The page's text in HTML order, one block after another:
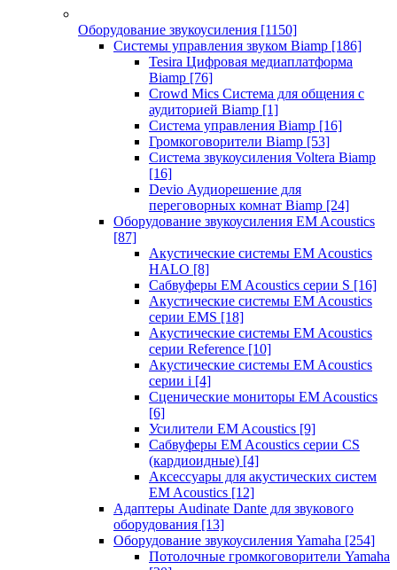
Оборудование звукоусиления [1150]
Системы управления звуком Biamp [186]
Tesira Цифровая медиаплатформа
Biamp [76]
Crowd Mics Система для общения с
аудиторией Biamp [1]
Система управления Biamp [16]
Громкоговорители Biamp [53]
Система звукоусиления Voltera Biamp
[16]
Devio Аудиорешение для
переговорных комнат Biamp [24]
Оборудование звукоусиления EM Acoustics
[87]
Акустические системы EM Acoustics
HALO [8]
Сабвуферы EM Acoustics серии S [16]
Акустические системы EM Acoustics
серии EMS [18]
Акустические системы EM Acoustics
серии Reference [10]
Акустические системы EM Acoustics
серии i [4]
Сценические мониторы EM Acoustics
[6]
Усилители EM Acoustics [9]
Сабвуферы EM Acoustics серии CS
(кардиоидные) [4]
Аксессуары для акустических систем
EM Acoustics [12]
Адаптеры Audinate Dante для звукового
оборудования [13]
Оборудование звукоусиления Yamaha [254]
Потолочные громкоговорители Yamaha